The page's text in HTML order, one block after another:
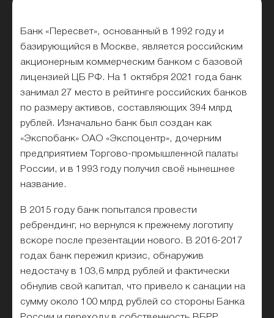
Банк «Пересвет», основанный в 1992 году и
базирующийся в Москве, является российским
акционерным коммерческим банком с базовой
лицензией ЦБ РФ. На 1 октября 2021 года банк
занимал 27 место в рейтинге российских банков
по размеру активов , составляющих 394 млрд
рублей. Изначально банк был создан как
«Экспобанк» ОАО «Экспоцентр», дочерним
предприятием Торгово-промышленной палаты
России, и в 1993 году получил своё нынешнее
название.
В 2015 году банк попытался провести
ребрендинг, но вернулся к прежнему логотипу
вскоре после презентации нового. В 2016-2017
годах банк пережил кризис, обнаружив
недостачу в 103,6 млрд рублей и фактически
обнулив свой капитал, что привело к санации на
сумму около 100 млрд рублей со стороны Банка